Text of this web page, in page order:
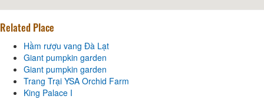
Related Place
Hầm rượu vang Đà Lạt
Giant pumpkin garden
Giant pumpkin garden
Trang Trại YSA Orchid Farm
King Palace I